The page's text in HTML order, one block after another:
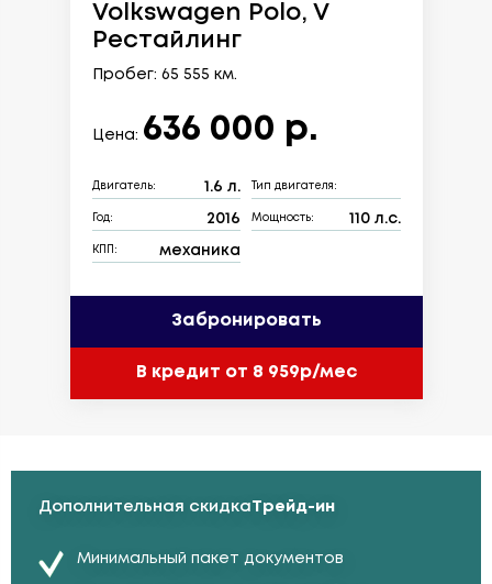
Volkswagen Polo, V
Рестайлинг
Пробег: 65 555 км.
Цена: 636 000 р.
Двигатель: 1.6 л. Тип двигателя:
Год: 2016 Мощность: 110 л.с.
КПП: механика
Забронировать
В кредит от 8 959р/мес
Дополнительная скидкаТрейд-ин
Минимальный пакет документов